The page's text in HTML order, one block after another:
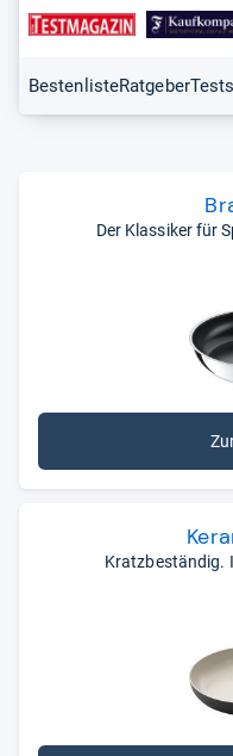
ganz einfach mit einem
dann zum Einsatz,
Der Satz „Wer billig
auch bei Pfannen zu.
auf den ersten Blick
Kund:innen und
Freude nicht lange
bei allzu günstigen
Wochen oder
auf dem Kochfeld auf
Mitte wirklich heiß. Für
Pfanne sollten Sie
einplanen. Unser Tipp:
nachhaltig, sondern in
Kauf einer neuen
Hinter den Kacheln
–
zusammengestellt von
BestenlisteRatgeber
Der Klassiker für
Kratzbeständig.